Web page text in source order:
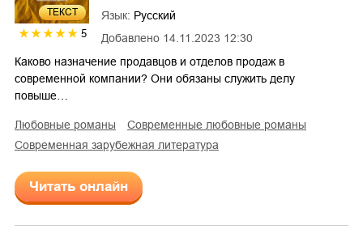
ТЕКСТ
5 Добавлено 14.11.2023 12:30
Язык: Русский
Каково назначение продавцов и отделов продаж в
современной компании? Они обязаны служить делу
повыше…
любовные романы
современные любовные романы
современная зарубежная литература
Читать онлайн